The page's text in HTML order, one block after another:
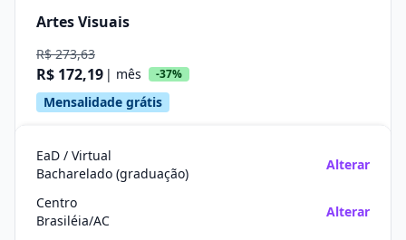
Artes Visuais
R$ 273,63
R$ 172,19 | mês -37%
Mensalidade grátis
EaD / Virtual
Bacharelado (graduação)
Alterar
Centro
Brasiléia/AC
Alterar